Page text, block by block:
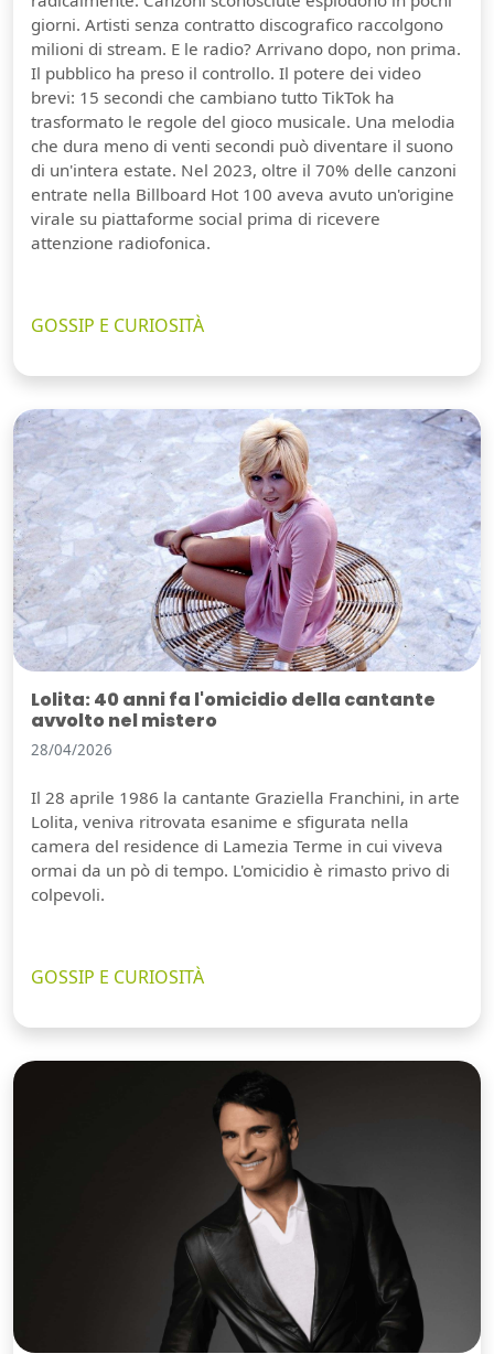
giorni. Artisti senza contratto discografico raccolgono
milioni di stream. E le radio? Arrivano dopo, non prima.
Il pubblico ha preso il controllo. Il potere dei video
brevi: 15 secondi che cambiano tutto TikTok ha
trasformato le regole del gioco musicale. Una melodia
che dura meno di venti secondi può diventare il suono
di un'intera estate. Nel 2023, oltre il 70% delle canzoni
entrate nella Billboard Hot 100 aveva avuto un'origine
virale su piattaforme social prima di ricevere
attenzione radiofonica.
GOSSIP E CURIOSITÀ
Lolita: 40 anni fa l'omicidio della cantante
avvolto nel mistero
28/04/2026
Il 28 aprile 1986 la cantante Graziella Franchini, in arte
Lolita, veniva ritrovata esanime e sfigurata nella
camera del residence di Lamezia Terme in cui viveva
ormai da un pò di tempo. L'omicidio è rimasto privo di
colpevoli.
GOSSIP E CURIOSITÀ